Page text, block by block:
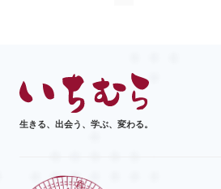
生きる、出会う、学ぶ、変わる。